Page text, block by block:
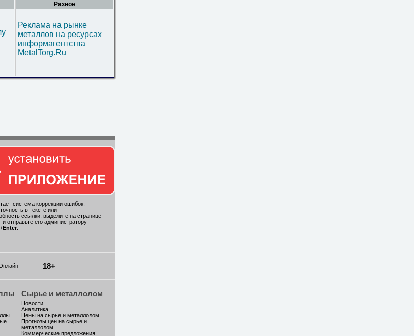
Разное
Реклама на рынке
металлов на ресурсах
информагентства
MetalTorg.Ru
система коррекции ошибок.
в тексте или
ссылки, выделите на странице
и отправьте его администратору
+Enter.
18+
Сырье и металлолом
Новости
Аналитика
Цены на сырье и металлолом
Прогнозы цен на сырье и
металлолом
Коммерческие предложения